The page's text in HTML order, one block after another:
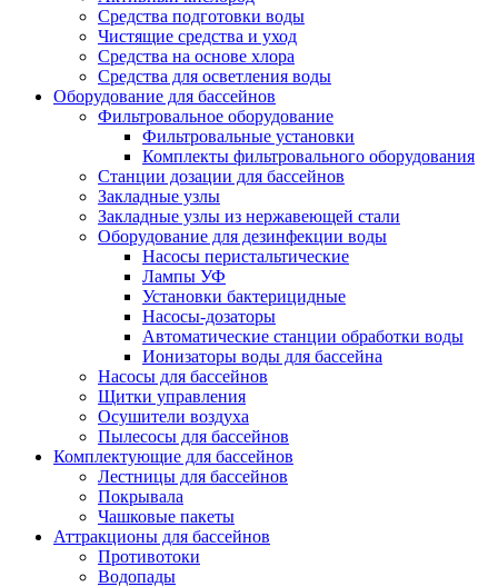
Средства подготовки воды
Чистящие средства и уход
Средства на основе хлора
Средства для осветления воды
Оборудование для бассейнов
Фильтровальное оборудование
Фильтровальные установки
Комплекты фильтровального оборудования
Станции дозации для бассейнов
Закладные узлы
Закладные узлы из нержавеющей стали
Оборудование для дезинфекции воды
Насосы перистальтические
Лампы УФ
Установки бактерицидные
Насосы-дозаторы
Автоматические станции обработки воды
Ионизаторы воды для бассейна
Насосы для бассейнов
Щитки управления
Осушители воздуха
Пылесосы для бассейнов
Комплектующие для бассейнов
Лестницы для бассейнов
Покрывала
Чашковые пакеты
Аттракционы для бассейнов
Противотоки
Водопады